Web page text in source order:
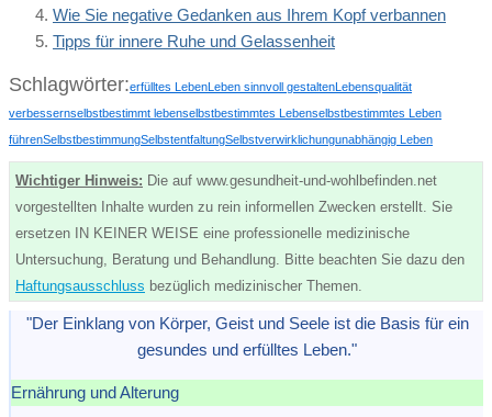
Wie Sie negative Gedanken aus Ihrem Kopf verbannen
Tipps für innere Ruhe und Gelassenheit
Schlagwörter:erfülltes LebenLeben sinnvoll gestaltenLebensqualität
verbessernselbstbestimmt lebenselbstbestimmtes Lebenselbstbestimmtes Leben
führenSelbstbestimmungSelbstentfaltungSelbstverwirklichungunabhängig Leben
Wichtiger Hinweis: Die auf www.gesundheit-und-wohlbefinden.net
vorgestellten Inhalte wurden zu rein informellen Zwecken erstellt. Sie
ersetzen IN KEINER WEISE eine professionelle medizinische
Untersuchung, Beratung und Behandlung. Bitte beachten Sie dazu den
Haftungsausschluss bezüglich medizinischer Themen.
"Der Einklang von Körper, Geist und Seele ist die Basis für ein
gesundes und erfülltes Leben."
Ernährung und Alterung